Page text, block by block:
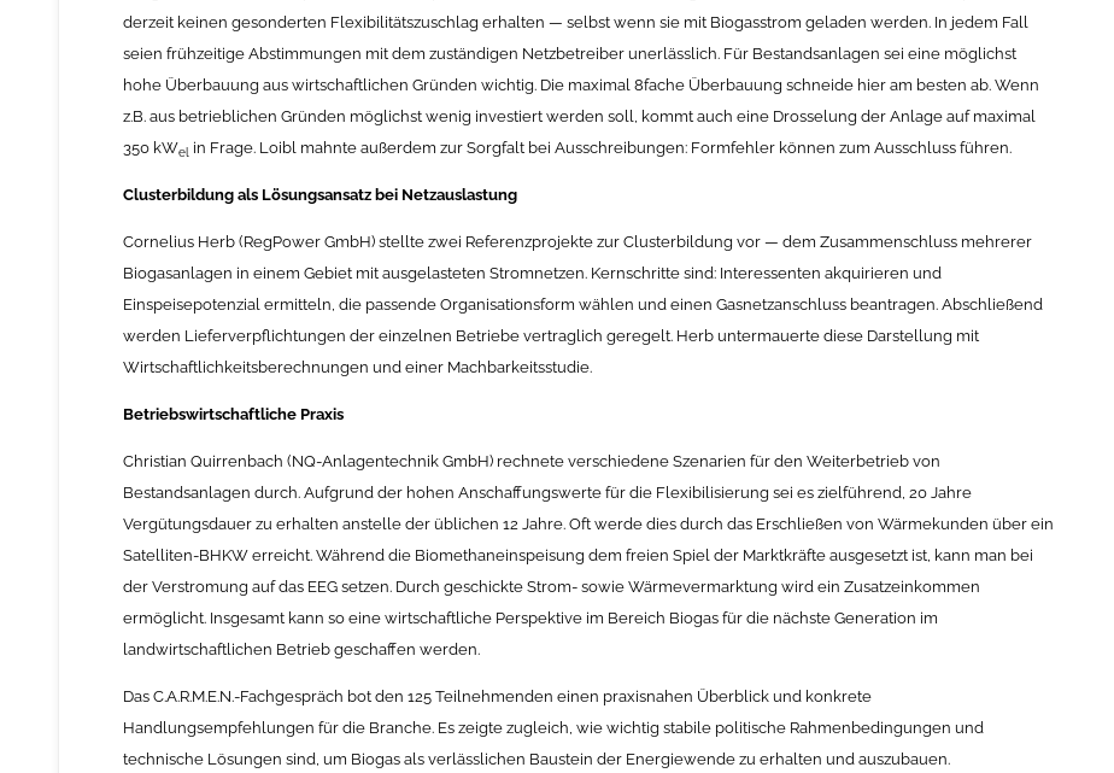
derzeit keinen gesonderten Flexibilitätszuschlag erhalten — selbst wenn sie mit Biogasstrom geladen werden. In jedem Fall
seien frühzeitige Abstimmungen mit dem zuständigen Netzbetreiber unerlässlich. Für Bestandsanlagen sei eine möglichst
hohe Überbauung aus wirtschaftlichen Gründen wichtig. Die maximal 8fache Überbauung schneide hier am besten ab. Wenn
z.B. aus betrieblichen Gründen möglichst wenig investiert werden soll, kommt auch eine Drosselung der Anlage auf maximal
350 kWel in Frage. Loibl mahnte außerdem zur Sorgfalt bei Ausschreibungen: Formfehler können zum Ausschluss führen.
Clusterbildung als Lösungsansatz bei Netzauslastung
Cornelius Herb (RegPower GmbH) stellte zwei Referenzprojekte zur Clusterbildung vor — dem Zusammenschluss mehrerer
Biogasanlagen in einem Gebiet mit ausgelasteten Stromnetzen. Kernschritte sind: Interessenten akquirieren und
Einspeisepotenzial ermitteln, die passende Organisationsform wählen und einen Gasnetzanschluss beantragen. Abschließend
werden Lieferverpflichtungen der einzelnen Betriebe vertraglich geregelt. Herb untermauerte diese Darstellung mit
Wirtschaftlichkeitsberechnungen und einer Machbarkeitsstudie.
Betriebswirtschaftliche Praxis
Christian Quirrenbach (NQ-Anlagentechnik GmbH) rechnete verschiedene Szenarien für den Weiterbetrieb von
Bestandsanlagen durch. Aufgrund der hohen Anschaffungswerte für die Flexibilisierung sei es zielführend, 20 Jahre
Vergütungsdauer zu erhalten anstelle der üblichen 12 Jahre. Oft werde dies durch das Erschließen von Wärmekunden über ein
Satelliten-BHKW erreicht. Während die Biomethaneinspeisung dem freien Spiel der Marktkräfte ausgesetzt ist, kann man bei
der Verstromung auf das EEG setzen. Durch geschickte Strom- sowie Wärmevermarktung wird ein Zusatzeinkommen
ermöglicht. Insgesamt kann so eine wirtschaftliche Perspektive im Bereich Biogas für die nächste Generation im
landwirtschaftlichen Betrieb geschaffen werden.
Das C.A.R.M.E.N.-Fachgespräch bot den 125 Teilnehmenden einen praxisnahen Überblick und konkrete
Handlungsempfehlungen für die Branche. Es zeigte zugleich, wie wichtig stabile politische Rahmenbedingungen und
technische Lösungen sind, um Biogas als verlässlichen Baustein der Energiewende zu erhalten und auszubauen.